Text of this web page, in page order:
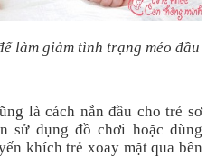
làm giảm tình trạng méo đầu
là cách nắn đầu cho trẻ sơ
sử dụng đồ chơi hoặc dùng
khích trẻ xoay mặt qua bên